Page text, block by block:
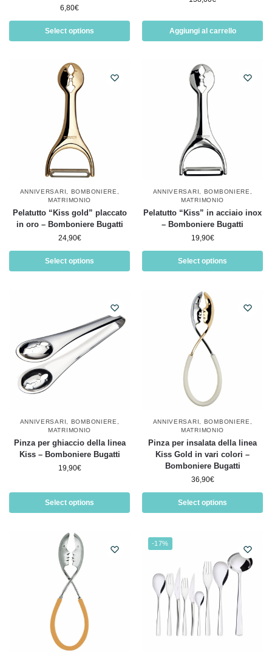
6,80€
Select options Aggiungi al carrello
ANNIVERSARI BOMBONIERE
MATRIMONIO
Pelatutto “Kiss gold” placcato
in oro – Bomboniere Bugatti
24,90€
Select options
ANNIVERSARI BOMBONIERE
MATRIMONIO
Pelatutto “Kiss” in acciaio inox
– Bomboniere Bugatti
19,90€
Select options
ANNIVERSARI BOMBONIERE
MATRIMONIO
Pinza per ghiaccio della linea
Kiss – Bomboniere Bugatti
19,90€
Select options
ANNIVERSARI BOMBONIERE
MATRIMONIO
Pinza per insalata della linea
Kiss Gold in vari colori –
Bomboniere Bugatti
36,90€
Select options
-17%